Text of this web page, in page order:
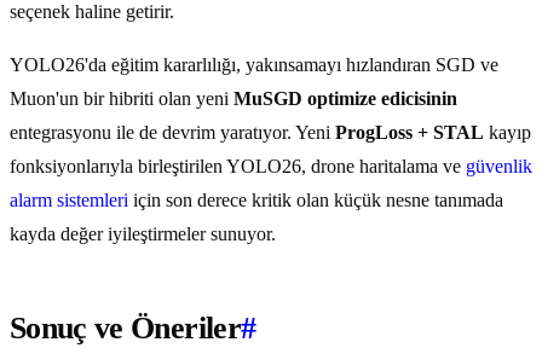
seçenek haline getirir.
YOLO26'da eğitim kararlılığı, yakınsamayı hızlandıran SGD ve
Muon'un bir hibriti olan yeni MuSGD optimize edicisinin
entegrasyonu ile de devrim yaratıyor. Yeni ProgLoss + STAL kayıp
fonksiyonlarıyla birleştirilen YOLO26, drone haritalama ve güvenlik
alarm sistemleri için son derece kritik olan küçük nesne tanımada
kayda değer iyileştirmeler sunuyor.
Sonuç ve Öneriler#